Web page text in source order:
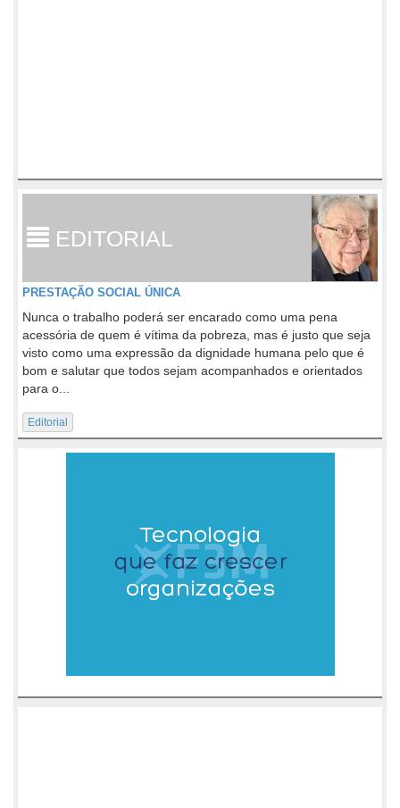
EDITORIAL
PRESTAÇÃO SOCIAL ÚNICA
Nunca o trabalho poderá ser encarado como uma pena
acessória de quem é vítima da pobreza, mas é justo que seja
visto como uma expressão da dignidade humana pelo que é
bom e salutar que todos sejam acompanhados e orientados
para o...
Editorial